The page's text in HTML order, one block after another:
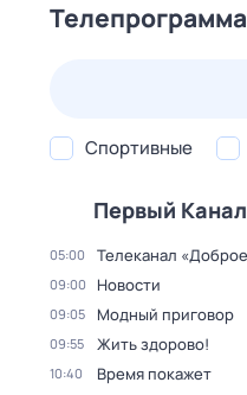
Спортивные
Первый Канал
05:00 Телеканал
09:00 Новости
09:05 Модный приговор
09:55 Жить здорово!
10:40 Время покажет